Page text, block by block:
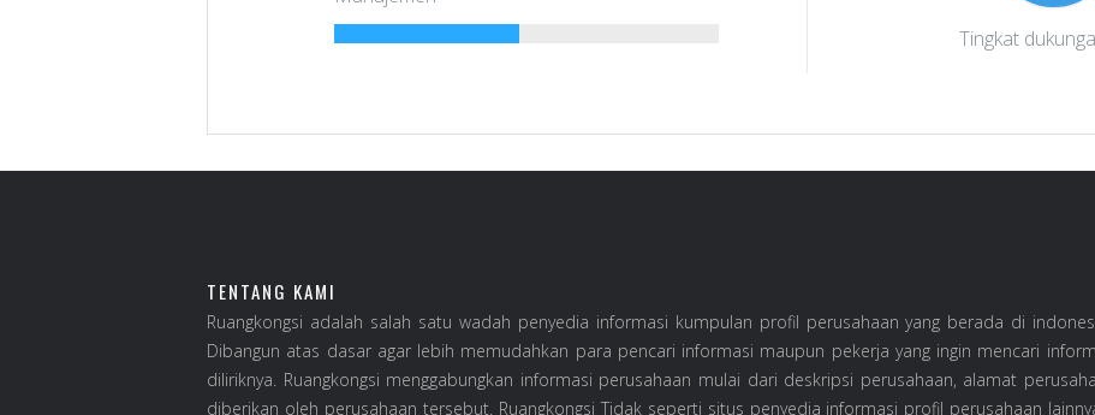
Tingkat
TENTANG KAMI
Ruangkongsi adalah salah satu wadah penyedia informasi kumpulan profil perusahaan yang berada di
Dibangun atas dasar agar lebih memudahkan para pencari informasi maupun pekerja yang ingin mencari
diliriknya. Ruangkongsi menggabungkan informasi perusahaan mulai dari deskripsi perusahaan, alamat
diberikan oleh perusahaan tersebut. Ruangkongsi Tidak seperti situs penyedia informasi profil perusahaan